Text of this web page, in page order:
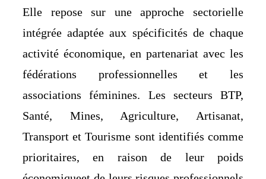
Elle repose sur une approche sectorielle
intégrée adaptée aux spécificités de chaque
activité économique, en partenariat avec les
fédérations professionnelles et les
associations féminines. Les secteurs BTP,
Santé, Mines, Agriculture, Artisanat,
Transport et Tourisme sont identifiés comme
prioritaires, en raison de leur poids